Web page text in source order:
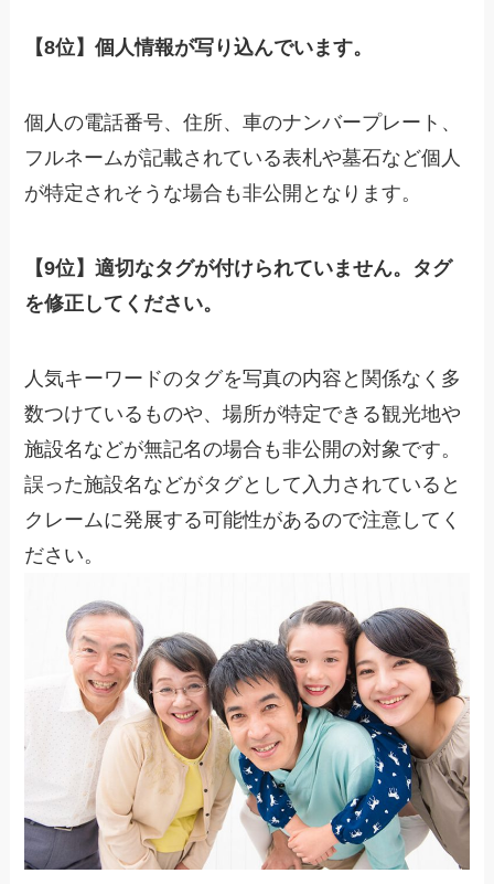
【8位】個人情報が写り込んでいます。
個人の電話番号、住所、車のナンバープレート、
フルネームが記載されている表札や墓石など個人
が特定されそうな場合も非公開となります。
【9位】適切なタグが付けられていません。タグ
を修正してください。
人気キーワードのタグを写真の内容と関係なく多
数つけているものや、場所が特定できる観光地や
施設名などが無記名の場合も非公開の対象です。
誤った施設名などがタグとして入力されていると
クレームに発展する可能性があるので注意してく
ださい。